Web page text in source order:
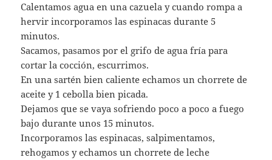
Calentamos agua en una cazuela y cuando rompa a
hervir incorporamos las espinacas durante 5
minutos.
Sacamos, pasamos por el grifo de agua fría para
cortar la cocción, escurrimos.
En una sartén bien caliente echamos un chorrete de
aceite y 1 cebolla bien picada.
Dejamos que se vaya sofriendo poco a poco a fuego
bajo durante unos 15 minutos.
Incorporamos las espinacas, salpimentamos,
rehogamos y echamos un chorrete de leche